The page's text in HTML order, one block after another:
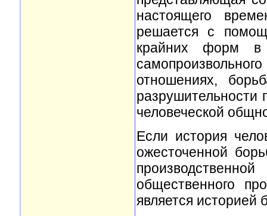
настоящего
решается с
крайних форм в
отношениях,
разрушительности
человеческой
Если история
ожесточенной
общественного
является историей